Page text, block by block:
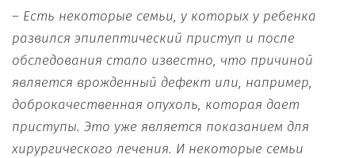
– Есть некоторые семьи, у которых у ребенка
развился эпилептический приступ и после
обследования стало известно, что причиной
является врожденный дефект или, например,
доброкачественная опухоль, которая дает
приступы. Это уже является показанием для
хирургического лечения. И некоторые семьи